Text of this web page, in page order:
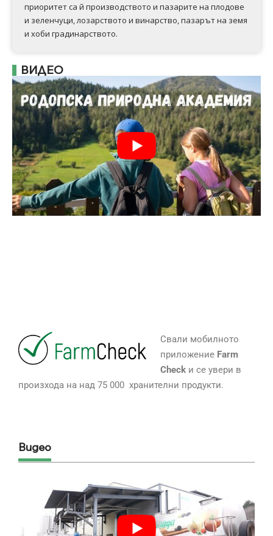
приоритет са й производството и пазарите на плодове
и зеленчуци, лозарството и винарство, пазарът на земя
и хоби градинарството.
ВИДЕО
Свали мобилното
приложение Farm
Checkи се увери в
произхода на над 75 000 хранителни продукти.
Видео